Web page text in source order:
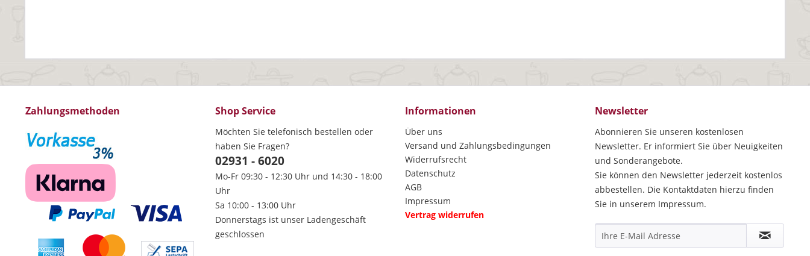
Zahlungsmethoden Shop Service
Möchten Sie telefonisch bestellen oder
haben Sie Fragen?
02931 - 6020
Mo-Fr 09:30 - 12:30 Uhr und 14:30 - 18:00
Uhr
Sa 10:00 - 13:00 Uhr
Donnerstags ist unser Ladengeschäft
geschlossen
Informationen
Über uns
Versand und Zahlungsbedingungen
Widerrufsrecht
Datenschutz
AGB
Impressum
Vertrag widerrufen
Newsletter
Abonnieren Sie unseren kostenlosen
Newsletter. Er informiert Sie über Neuigkeiten
und Sonderangebote.
Sie können den Newsletter jederzeit kostenlos
abbestellen. Die Kontaktdaten hierzu finden
Sie in unserem Impressum.